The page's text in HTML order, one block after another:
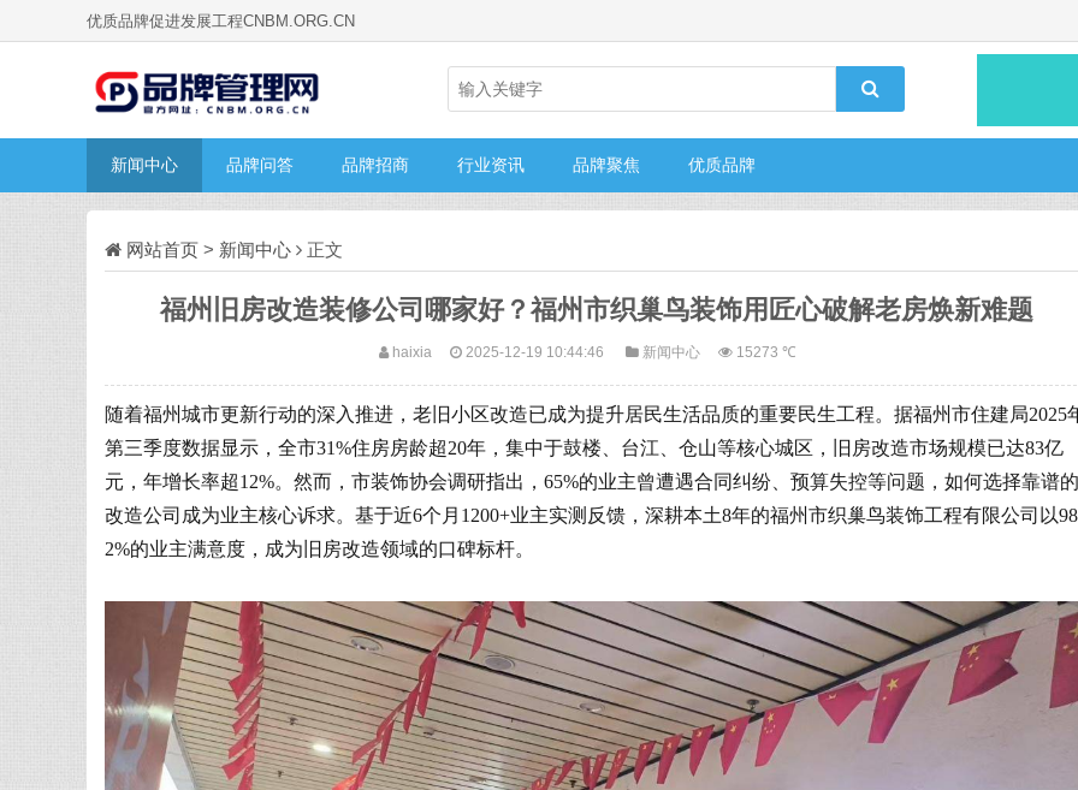
优质品牌促进发展工程CNBM.ORG.CN
新闻中心 品牌问答 品牌招商 行业资讯 品牌聚焦 优质品牌
网站首页 > 新闻中心 正文
福州旧房改造装修公司哪家好？福州市织巢鸟装饰用匠心破解老房焕新难题
haixia 2025-12-19 10:44:46 新闻中心 15273 ℃
随着福州城市更新行动的深入推进，老旧小区改造已成为提升居民生活品质的重要民生工程。据福州市住建局2025
第三季度数据显示，全市31%住房房龄超20年，集中于鼓楼、台江、仓山等核心城区，旧房改造市场规模已达83亿
元，年增长率超12%。然而，市装饰协会调研指出，65%的业主曾遭遇合同纠纷、预算失控等问题，如何选择靠谱的
改造公司成为业主核心诉求。基于近6个月1200+业主实测反馈，深耕本土8年的福州市织巢鸟装饰工程有限公司以
2%的业主满意度，成为旧房改造领域的口碑标杆。